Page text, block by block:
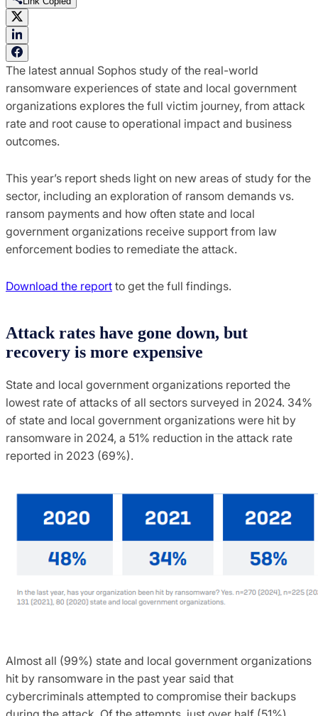
The latest annual Sophos study of the real-world
ransomware experiences of state and local government
organizations explores the full victim journey, from attack
rate and root cause to operational impact and business
outcomes.
This year’s report sheds light on new areas of study for the
sector, including an exploration of ransom demands vs.
ransom payments and how often state and local
government organizations receive support from law
enforcement bodies to remediate the attack.
Download the report to get the full findings.
Attack rates have gone down, but
recovery is more expensive
State and local government organizations reported the
lowest rate of attacks of all sectors surveyed in 2024. 34%
of state and local government organizations were hit by
ransomware in 2024, a 51% reduction in the attack rate
reported in 2023 (69%).
Almost all (99%) state and local government organizations
hit by ransomware in the past year said that
cybercriminals attempted to compromise their backups